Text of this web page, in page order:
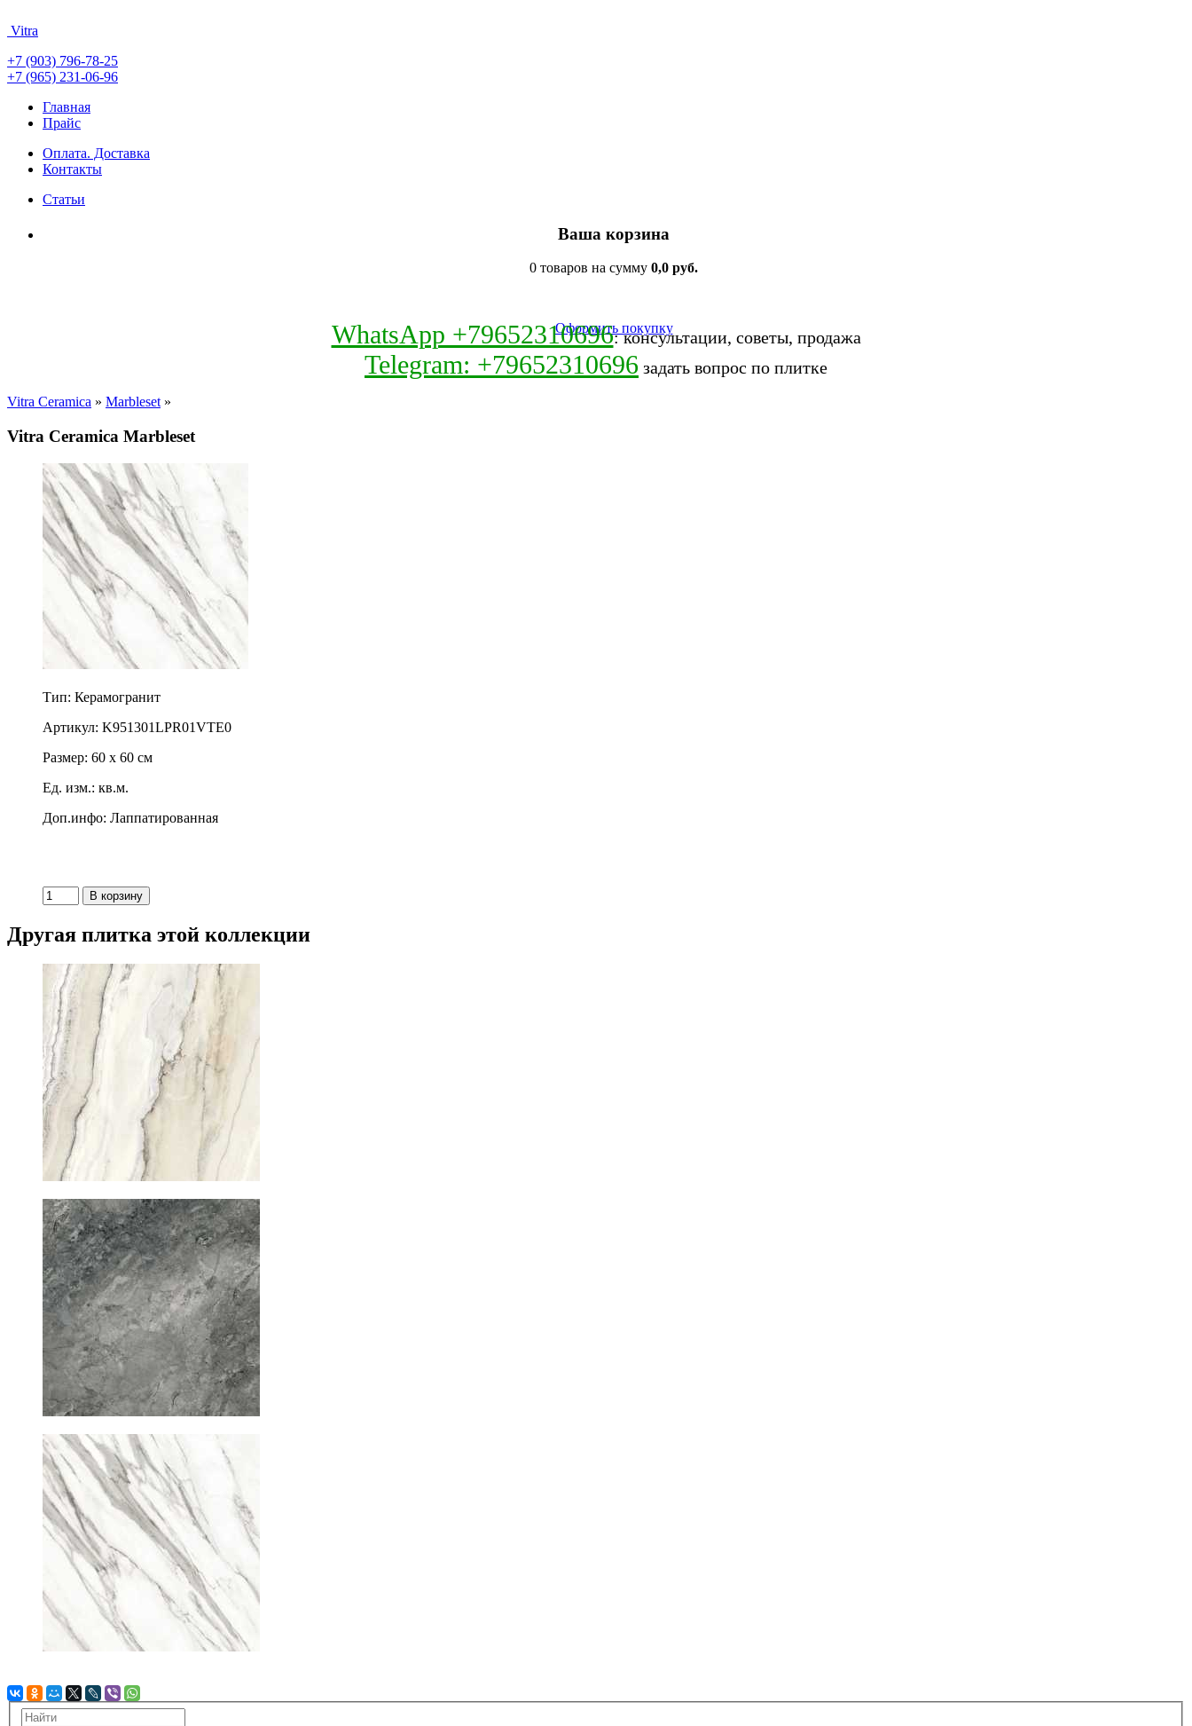
Vitra
+7 (903) 796-78-25
+7 (965) 231-06-96
Главная
Прайс
Оплата. Доставка
Контакты
Статьи
Ваша корзина
0 товаров на сумму 0,0 руб.
Оформить покупку
WhatsApp +79652310696: консультации, советы, продажа
Telegram: +79652310696 задать вопрос по плитке
Vitra Ceramica » Marbleset»
Vitra Ceramica Marbleset
Тип: Керамогранит
Артикул: K951301LPR01VTE0
Размер: 60 x 60 см
Ед. изм.: кв.м.
Доп.инфо: Лаппатированная
Другая плитка этой коллекции